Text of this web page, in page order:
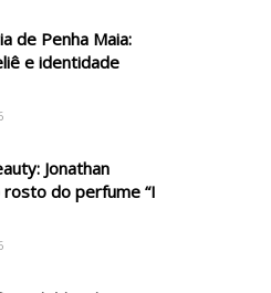
de Penha Maia:
e identidade
Jonathan
rosto do perfume “I